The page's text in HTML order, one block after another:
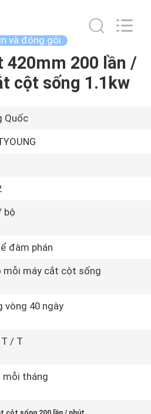
và đóng gói
420mm 200 lần /
cột sống 1.1kw
Quốc
bộ
đàm phán
mỗi máy cắt cột sống
vòng 40 ngày
T / T
mỗi tháng